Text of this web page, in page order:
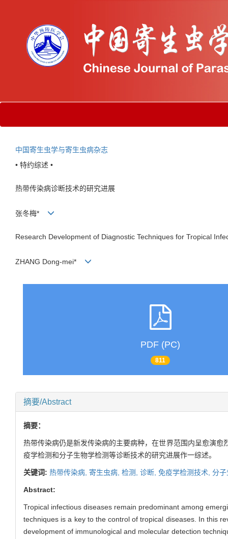
中国寄生虫学与寄生虫病杂志
• 特约综述 •
热带传染病诊断技术的研究进展
张冬梅*
Research Development of Diagnostic Techniques for Tropical
ZHANG Dong-mei*
PDF (PC)
811
摘要/Abstract
摘要：
热带传染病仍是新发传染病的主要病种，在世界范围内呈愈演
疫学检测和分子生物学检测等诊断技术的研究进展作一综述。
关键词: 热带传染病, 寄生虫病, 检测, 诊断, 免疫学检测技术, 分子
Abstract:
Tropical infectious diseases remain predominant among
techniques is a key to the control of tropical diseases. In this
development of immunological and molecular detection